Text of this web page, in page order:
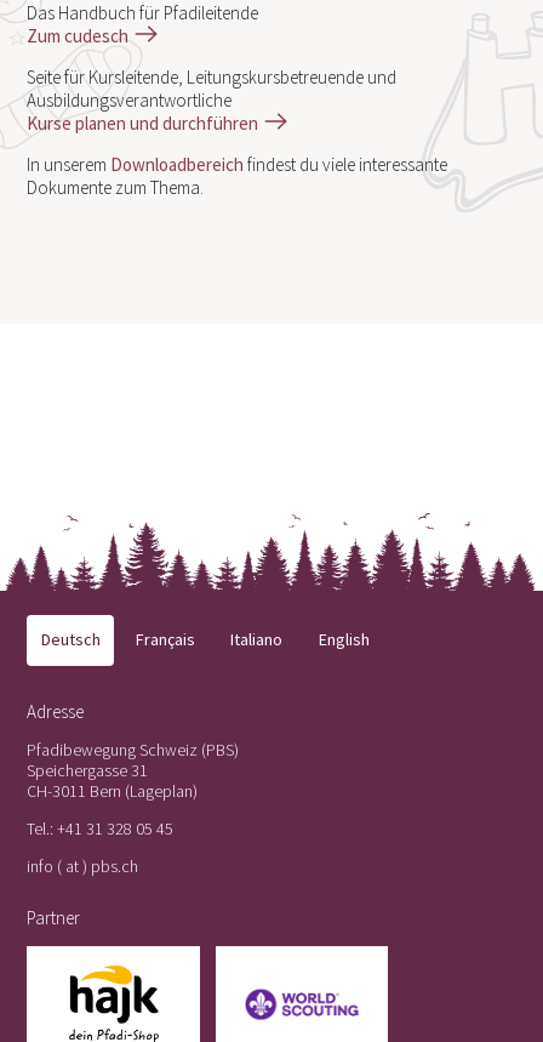
Das Handbuch für Pfadileitende
Zum cudesch
Seite für Kursleitende, Leitungskursbetreuende und
Ausbildungsverantwortliche
Kurse planen und durchführen
In unserem Downloadbereich findest du viele interessante
Dokumente zum Thema.
Deutsch Français Italiano English
Adresse
Pfadibewegung Schweiz (PBS)
Speichergasse 31
CH-3011 Bern (Lageplan)
Tel.:+41 31 328 05 45
info ( at ) pbs.ch
Partner